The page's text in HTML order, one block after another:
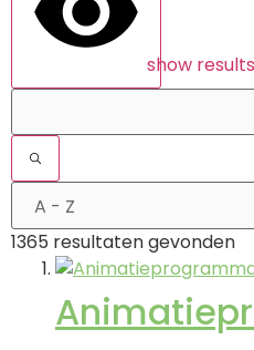
show results
1365 resultaten gevonden